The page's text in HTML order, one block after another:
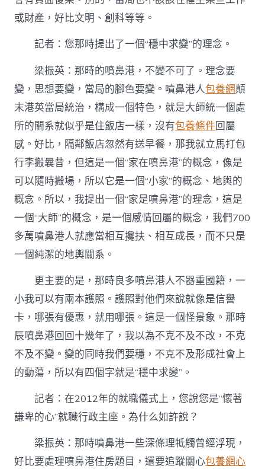
或財產，好比文明、創科等等。
記者：您那時提出了一個“穩中求變”的理念。
梁振英：那時的噴鼻港，不變不可了。理念要
變，思想要變，當局的腳色要變。噴鼻港人包養網顛
末港英當局統治，構成一個特色，就是大師統一個處
所的關系就似乎是住飯店一樣，沒有包養條件回屬
感。好比，隔鄰飯店忽然有送早餐，那我就立馬打包
行李搬曩昔，但這是一個“家在噴鼻港”的概念，像是
可以隨時搬場，所以它是一個“小家”的概念、地輿的
概念。所以，我提出一個“家是噴鼻港”的理念，這是
一個“大師”的概念，是一個感情回屬的概念，我們700
多萬噴鼻港人就應當相互攙扶、相互成長，而不只是
一個純潔的地輿關系。
更主要的是，那時良多噴鼻港人不器重國籍，一
小我可以有兩本護照。護照對他們來說就像是信譽
卡，哪張有優惠，就用哪張。這是一個怪景象。那時
辰噴鼻港回回十幾年了，我以為不克不及不改，不克
不及不變。變的同時我們要穩，不克不及形成社會上
的動蕩，所以有四個字就是“穩中求變”。
記者：在2012年的就職儀式上，您說您是“懷著
謙卑的心”就職行政主座。為什么如許說？
梁振英：那時噴鼻港一些深條理牴觸曾經浮現，
好比要處理噴鼻港住房題目，還要追蹤關心包養網心